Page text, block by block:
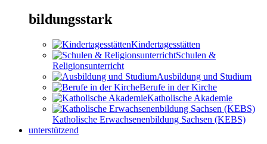
bildungsstark
Kindertagesstätten
Schulen &
Religionsunterricht
Ausbildung und Studium
Berufe in der Kirche
Katholische Akademie
Katholische Erwachsenenbildung Sachsen (KEBS)
unterstützend